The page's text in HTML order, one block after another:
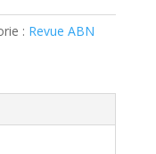
: Revue ABN